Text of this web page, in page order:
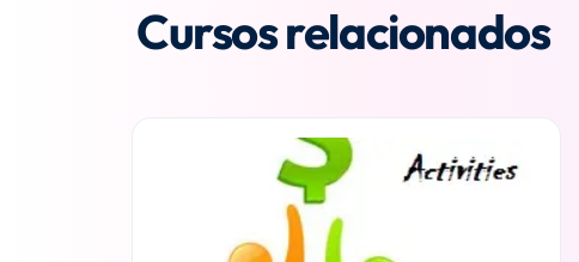
Cursos relacionados